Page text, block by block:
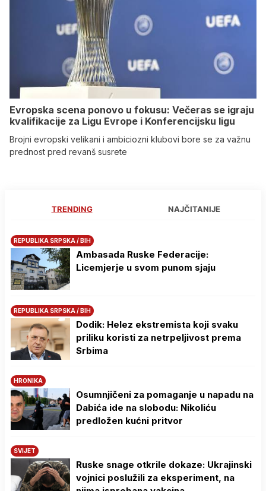
Evropska scena ponovo u fokusu: Večeras se igraju
kvalifikacije za Ligu Evrope i Konferencijsku ligu
Brojni evropski velikani i ambiciozni klubovi bore se za važnu
prednost pred revanš susrete
TRENDING NAJČITANIJE
REPUBLIKA SRPSKA / BIH
Ambasada Ruske Federacije:
Licemjerje u svom punom sjaju
REPUBLIKA SRPSKA / BIH
Dodik: Helez ekstremista koji svaku
priliku koristi za netrpeljivost prema
Srbima
HRONIKA
Osumnjičeni za pomaganje u napadu na
Dabića ide na slobodu: Nikoliću
predložen kućni pritvor
SVIJET
Ruske snage otkrile dokaze: Ukrajinski
vojnici poslužili za eksperiment, na